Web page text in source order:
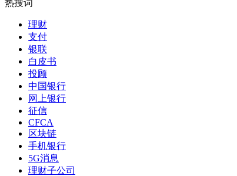
热搜词
理财
支付
银联
白皮书
投顾
中国银行
网上银行
征信
CFCA
区块链
手机银行
5G消息
理财子公司